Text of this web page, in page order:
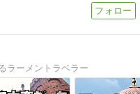
ラーメントラベラー